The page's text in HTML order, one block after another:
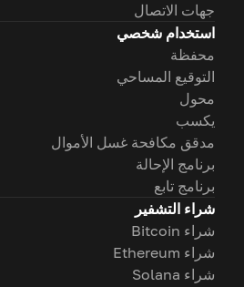
جهات الاتصال
استخدام شخصي
محفظة
التوقيع المساحي
محول
يكسب
مدقق مكافحة غسل الأموال
برنامج الإحالة
برنامج تابع
شراء التشفير
شراء Bitcoin
شراء Ethereum
شراء Solana